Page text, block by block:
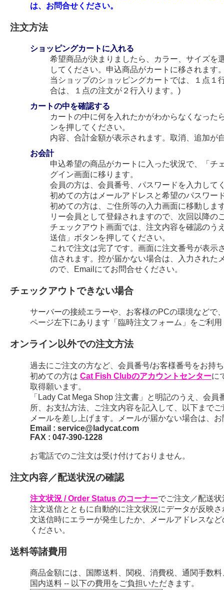
は、お問合せください。
注文方法
ショッピングカートに入れる
希望商品が決まりましたら、カラー、サイズを
してください。申込商品がカートに移されます
当ショップのショッピングカートでは、１点１
合は、１点の注文が２行入ります。)
カートの中を確認する
カートの中に何を入れたかがわからなくなった
ンを押してください。
内容、合計金額が表示されます。取消、追加が
お会計
申込希望の商品がカートに入った状況で、「チ
グイン画面に移ります。
会員の方は、会員番号、パスワードを入力して
初めての方はメールアドレスと希望のパスワー
初めての方は、ご住所等の入力画面に移動しま
リー会員として登録されますので、次回以降の
チェックアウト画面では、注文内容を確認のう
送信」ボタンを押してください。
これで注文は完了です。画面に注文番号が表
信されます。控が届かない場合は、入力された
ので、Emailにてお問合せください。
チェックアウトできない場合
サーバーの接続エラーや、お客様のPCの環境などで
ページ左下にあります「臨時注文フォーム」をご利
オンライン以外での注文方法
過去にご注文の方など、会員番号/お客様番号をお持
初めての方は Cat Fish Clubのアカウントセンターに
取得願います。
「Lady Cat Mega Shop 注文書」と明記のうえ、会
所、お支払方法、ご注文内容を記入して、以下まで
メールを差し上げます。メールが届かない場合は、
Email : service@ladycat.com
FAX : 047-390-1228
お電話でのご注文は受け付けておりません。
注文内容／配送状況の確認
注文状況 / Order Status のコーナーでご注文／配送
注文送信とともに自動的に注文状況にデータが反映
文送信時にエラーが発生したか、メールアドレスな
ください。
送料等諸費用
商品金額には、国際送料、関税、消費税、通関手数
国内送料 -- 以下の費用をご負担いただきます。